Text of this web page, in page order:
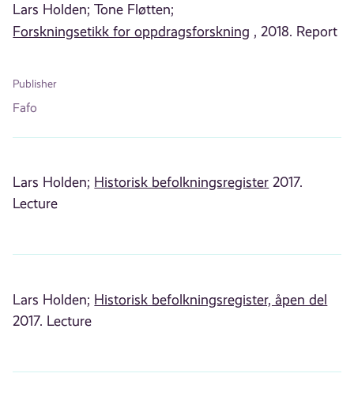
Lars Holden; Tone Fløtten;
Forskningsetikk for oppdragsforskning , 2018. Report
Publisher
Fafo
Lars Holden; Historisk befolkningsregister 2017.
Lecture
Lars Holden; Historisk befolkningsregister, åpen del
2017. Lecture